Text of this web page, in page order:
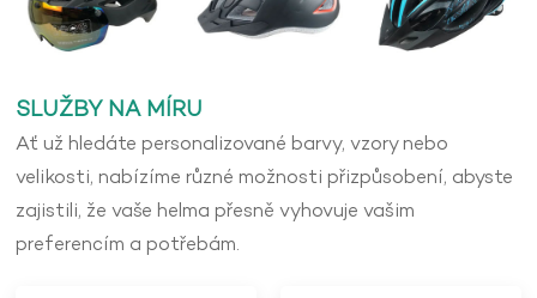
SLUŽBY NA MÍRU
Ať už hledáte personalizované barvy, vzory nebo
velikosti, nabízíme různé možnosti přizpůsobení, abyste
zajistili, že vaše helma přesně vyhovuje vašim
preferencím a potřebám.